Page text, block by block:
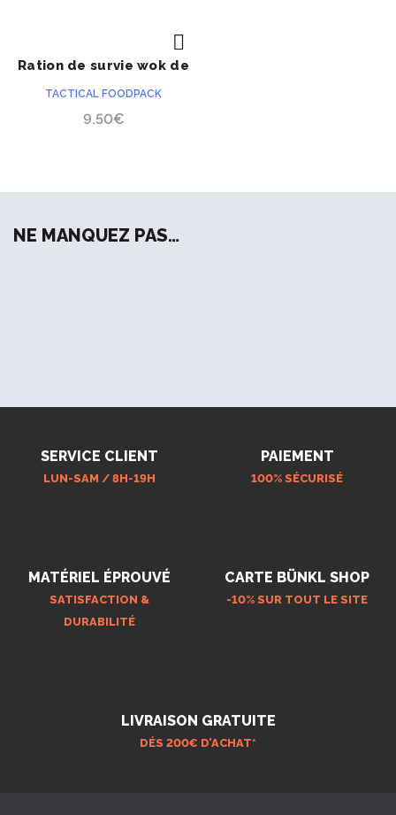
ACHETER
Ration de survie wok de
TACTICAL FOODPACK
9.50€
NE MANQUEZ PAS…
SERVICE CLIENT
LUN-SAM / 8H-19H
PAIEMENT
100% SÉCURISÉ
MATÉRIEL ÉPROUVÉ
SATISFACTION &
DURABILITÉ
CARTE BÜNKL SHOP
-10% SUR TOUT LE SITE
LIVRAISON GRATUITE
DÉS 200€ D’ACHAT*